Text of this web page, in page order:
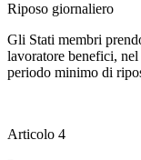
Riposo giornaliero
Gli Stati membri
lavoratore benefici,
periodo minimo di
Articolo 4